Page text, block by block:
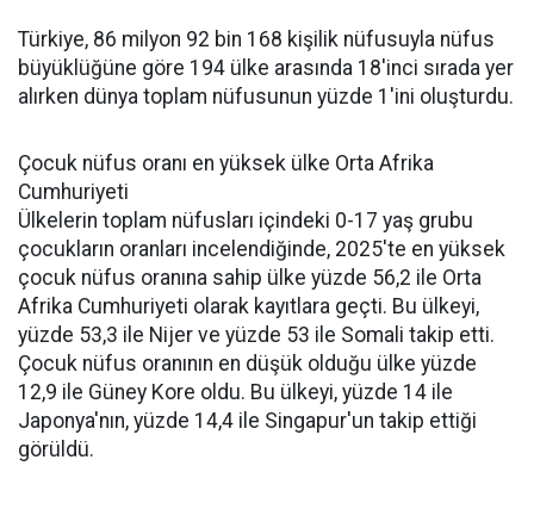
Türkiye, 86 milyon 92 bin 168 kişilik nüfusuyla nüfus
büyüklüğüne göre 194 ülke arasında 18'inci sırada yer
alırken dünya toplam nüfusunun yüzde 1'ini oluşturdu.
Çocuk nüfus oranı en yüksek ülke Orta Afrika
Cumhuriyeti
Ülkelerin toplam nüfusları içindeki 0-17 yaş grubu
çocukların oranları incelendiğinde, 2025'te en yüksek
çocuk nüfus oranına sahip ülke yüzde 56,2 ile Orta
Afrika Cumhuriyeti olarak kayıtlara geçti. Bu ülkeyi,
yüzde 53,3 ile Nijer ve yüzde 53 ile Somali takip etti.
Çocuk nüfus oranının en düşük olduğu ülke yüzde
12,9 ile Güney Kore oldu. Bu ülkeyi, yüzde 14 ile
Japonya'nın, yüzde 14,4 ile Singapur'un takip ettiği
görüldü.